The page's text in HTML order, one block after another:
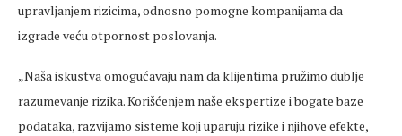
upravljanjem rizicima, odnosno pomogne kompanijama da
izgrade veću otpornost poslovanja.
„Naša iskustva omogućavaju nam da klijentima pružimo dublje
razumevanje rizika. Korišćenjem naše ekspertize i bogate baze
podataka, razvijamo sisteme koji uparuju rizike i njihove efekte,